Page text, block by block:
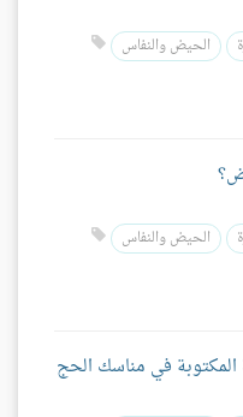
الحيض والنفاس
الحيض والنفاس
المكتوبة في مناسك الحج